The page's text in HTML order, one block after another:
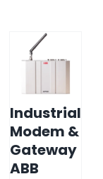
Industrial
Modem &
Gateway
ABB